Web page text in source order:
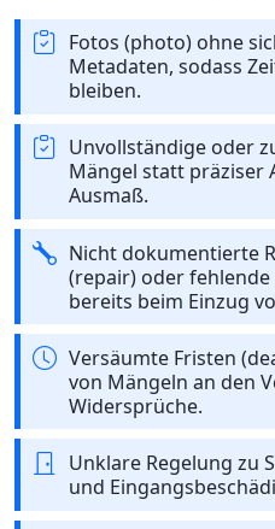
Fotos (photo) ohne
Metadaten, sodass
bleiben.
Unvollständige oder
Mängel statt präziser
Ausmaß.
Nicht dokumentierte
(repair) oder fehlende
bereits beim Einzug
Versäumte Fristen
von Mängeln an den
Widersprüche.
Unklare Regelung zu
und